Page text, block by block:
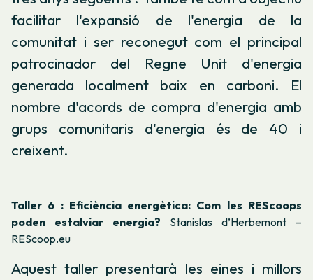
facilitar l'expansió de l'energia de la
comunitat i ser reconegut com el principal
patrocinador del Regne Unit d'energia
generada localment baix en carboni. El
nombre d'acords de compra d'energia amb
grups comunitaris d'energia és de 40 i
creixent.
Taller 6 : Eficiència energètica: Com les REScoops
poden estalviar energia? Stanislas d’Herbemont –
REScoop.eu
Aquest taller presentarà les eines i millors